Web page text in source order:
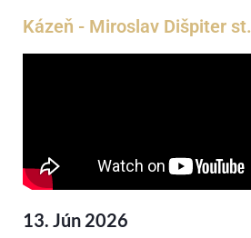
Kázeň - Miroslav Dišpiter st.
13. Jún 2026